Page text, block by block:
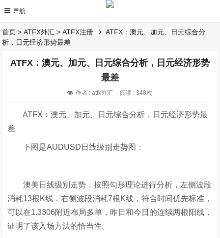
首页 >ATFX外汇 >ATFX注册
ATFX：澳元、加元、日元综合分
析，日元经济形势最差
ATFX：澳元、加元、日元综合分析，日元经济形势
最差
作者 : atfx外汇 阅读 : 348次
ATFX：澳元、加元、日元综合分析，日元经济形势最
差
下图是AUDUSD日线级别走势图：
澳美日线级别走势，按照勾形理论进行分析，左侧波段
消耗13根K线，右侧波段消耗7根K线，符合时间优先标准，
可以在1.3306附近布局多单，昨日和今日的连续两根阳线，
证明了该入场方法的恰当性。